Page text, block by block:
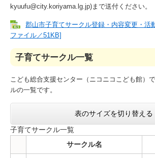
kyuufu@city.koriyama.lg.jp)まで送付ください。
郡山市子育てサークル登録・内容変更・活
ファイル／51KB]
子育てサークル一覧
こども総合支援センター（ニコニコこども館）
ルの一覧です。
表のサイズを切り替える
子育てサークル一覧
サークル名